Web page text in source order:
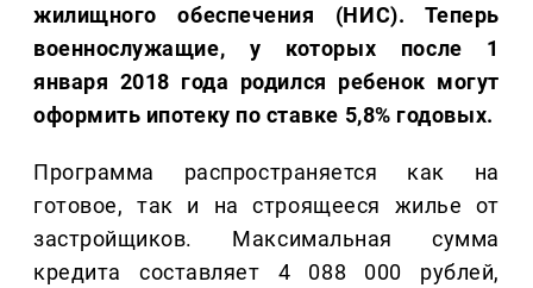
жилищного обеспечения (НИС). Теперь
военнослужащие, у которых после 1
января 2018 года родился ребенок могут
оформить ипотеку по ставке 5,8% годовых.
Программа распространяется как на
готовое, так и на строящееся жилье от
застройщиков. Максимальная сумма
кредита составляет 4 088 000 рублей,